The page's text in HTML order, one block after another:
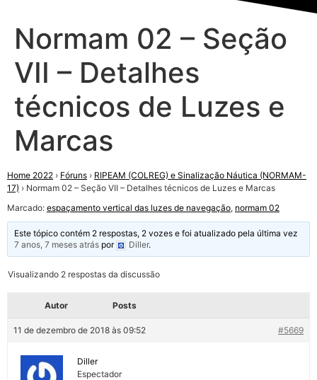
Normam 02 – Seção
VII – Detalhes
técnicos de Luzes e
Marcas
Home 2022 › Fóruns › RIPEAM (COLREG) e Sinalização Náutica (NORMAM-
17) › Normam 02 – Seção VII – Detalhes técnicos de Luzes e Marcas
Marcado: espaçamento vertical das luzes de navegação, normam 02
Este tópico contém 2 respostas, 2 vozes e foi atualizado pela última vez
7 anos, 7 meses atrás por Diller.
Visualizando 2 respostas da discussão
Autor Posts
11 de dezembro de 2018 às 09:52 #5669
Diller
Espectador